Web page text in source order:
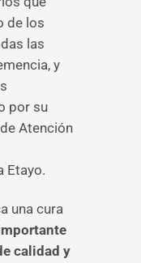
de los
las
y
por su
Atención
Etayo.
una cura
calidad y